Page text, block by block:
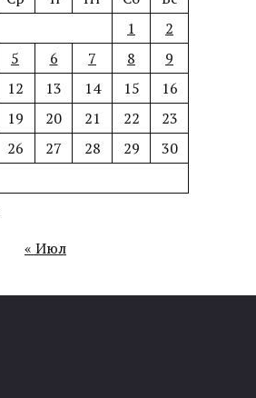
1
2
5 6 7 8
9
12 13 14 15
16
19 20 21 22
23
26 27 28 29
30
« Июл